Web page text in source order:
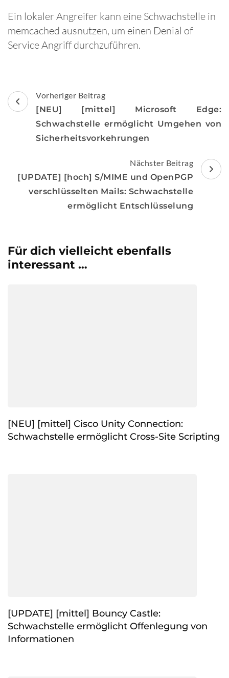
Ein lokaler Angreifer kann eine Schwachstelle in
memcached ausnutzen, um einen Denial of
Service Angriff durchzuführen.
Beitragsnavigation
Vorheriger Beitrag
[NEU] [mittel] Microsoft Edge:
Schwachstelle ermöglicht Umgehen von
Sicherheitsvorkehrungen
Nächster Beitrag
[UPDATE] [hoch] S/MIME und OpenPGP
verschlüsselten Mails: Schwachstelle
ermöglicht Entschlüsselung
Für dich vielleicht ebenfalls
interessant …
[NEU] [mittel] Cisco Unity Connection:
Schwachstelle ermöglicht Cross-Site Scripting
[UPDATE] [mittel] Bouncy Castle:
Schwachstelle ermöglicht Offenlegung von
Informationen